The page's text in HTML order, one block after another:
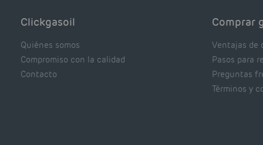
Clickgasoil
Quiénes somos
Compromiso con la calidad
Contacto
Comprar
Ventajas de
Pasos para
Preguntas
Términos y